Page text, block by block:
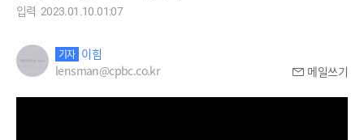
입력 2023.01.10.01:07
기자 이힘
lensman@cpbc.co.kr
메일쓰기